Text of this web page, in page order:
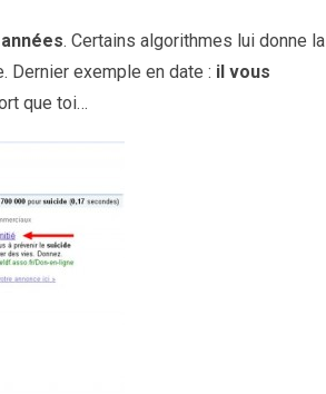
. Certains algorithmes lui donne la
Dernier exemple en date : il vous
que toi…